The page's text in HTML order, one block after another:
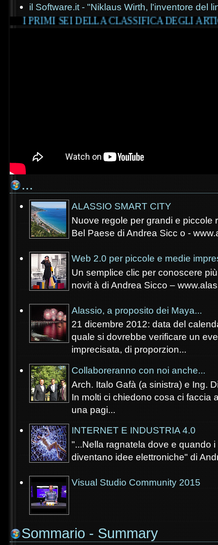
il Software.it - "Niklaus Wirth, l'inventore del
DELLA CLASSIFICA DEGLI ARTICOLI PIU'
...
ALASSIO SMART CITY
Nuove regole per grandi e piccole
Bel Paese di Andrea Sicc o -
Web 2.0 per piccole e medie
Un semplice clic per conoscere
novit à di Andrea Sicco –
Alassio, a proposito dei Maya...
21 dicembre 2012: data del
quale si dovrebbe verificare un
imprecisata, di proporzion...
Collaboreranno con noi anche...
Arch. Italo Gafà (a sinistra) e Ing.
In molti ci chiedono cosa ci faccia
una pagi...
INTERNET E INDUSTRIA 4.0
"...Nella ragnatela dove e quando
diventano idee elettroniche" di
Visual Studio Community 2015
Sommario - Summary